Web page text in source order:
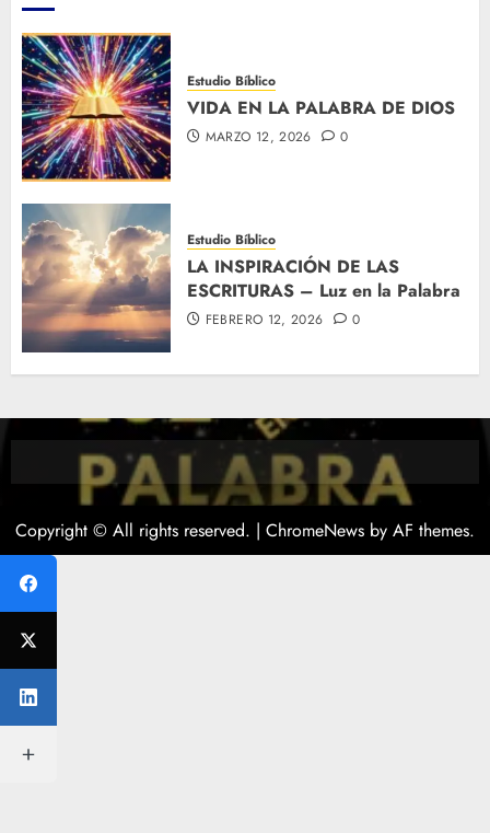
Estudio Bíblico
VIDA EN LA PALABRA DE DIOS
MARZO 12, 2026 0
Estudio Bíblico
LA INSPIRACIÓN DE LAS
ESCRITURAS – Luz en la Palabra
FEBRERO 12, 2026 0
Copyright © All rights reserved. | ChromeNews by AF themes.